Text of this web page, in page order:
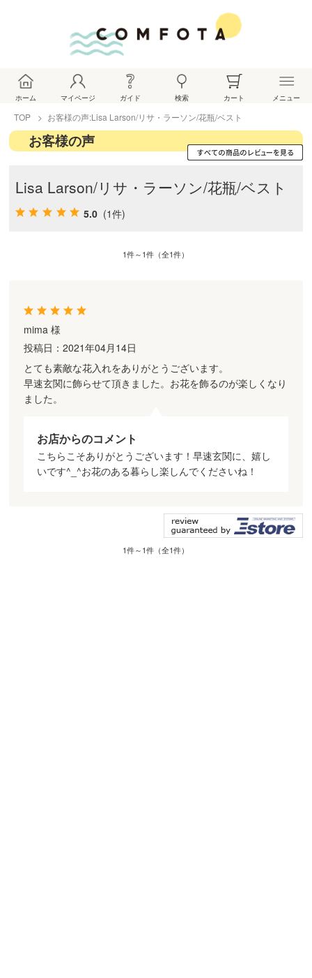
ホーム マイページ ガイド 検索 カート メニュー
TOP お客様の声:Lisa Larson/リサ・ラーソン/花瓶/ベスト
お客様の声
Lisa Larson/リサ・ラーソン/花瓶/ベスト
5.0 (1件)
1件～1件（全1件）
mima 様
投稿日：2021年04月14日
とても素敵な花入れをありがとうございます。
早速玄関に飾らせて頂きました。お花を飾るのが楽しくなり
ました。
お店からのコメント
こちらこそありがとうございます！早速玄関に、嬉し
いです^_^お花のある暮らし楽しんでくださいね！
1件～1件（全1件）